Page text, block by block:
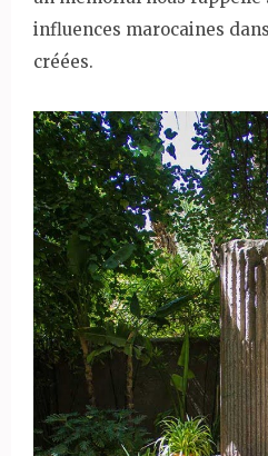
influences marocaines
créées.